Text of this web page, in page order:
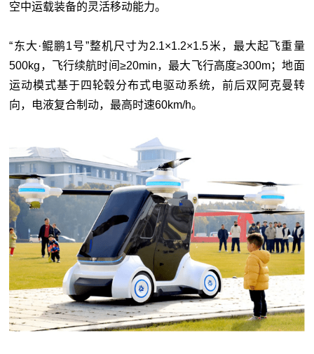
空中运载装备的灵活移动能力。
“东大·鲲鹏1号”整机尺寸为2.1×1.2×1.5米，最大起飞重量
500kg，飞行续航时间≥20min，最大飞行高度≥300m；地面
运动模式基于四轮毂分布式电驱动系统，前后双阿克曼转
向，电液复合制动，最高时速60km/h。